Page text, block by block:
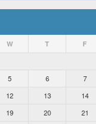
W T F
5 6 7
12 13 14
19 20 21